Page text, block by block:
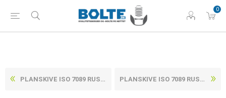
0
PLANSKIVE ISO 7089 RUSTFRI A5 (1.4571) HV 200, UDEN FACET M8-(Ø8,4X16X1,6) (100 STK) PLANSKIVE ISO 7089 RUSTFRI A5 (1.4571) HV 200, UDEN FACET M12-(Ø13X24X2,5) (50 STK)